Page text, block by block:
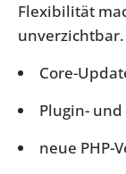
Flexibilität
Core-
Plugin-
neue PHP-